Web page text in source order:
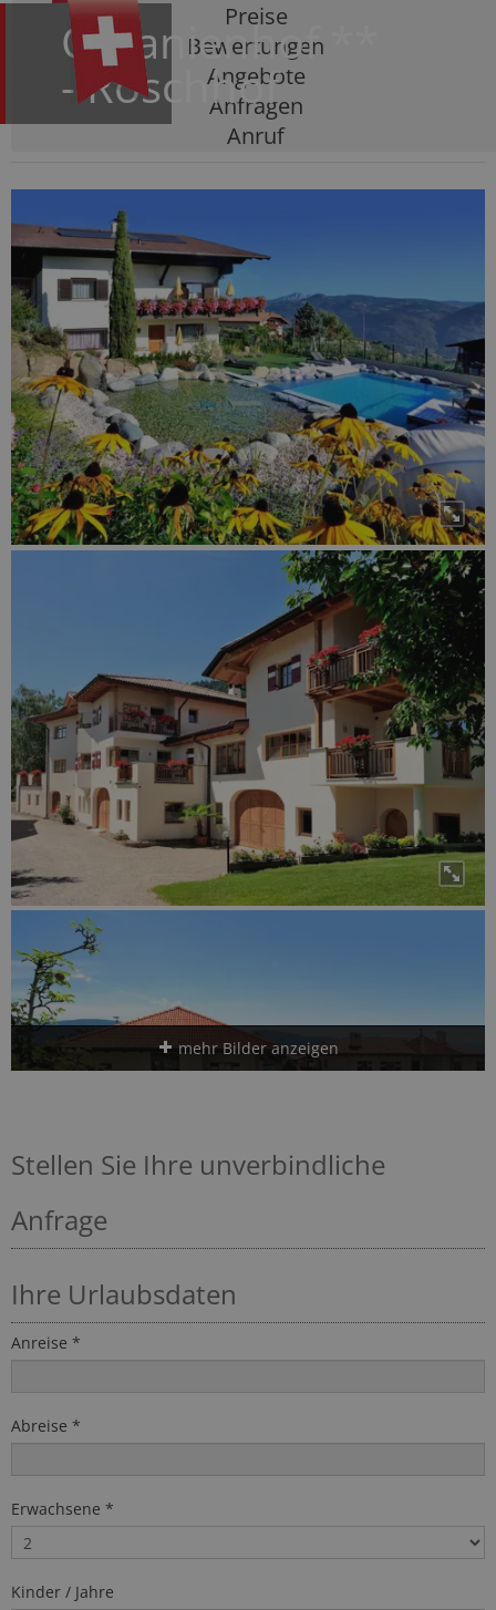
Geranienhof
- Röschhof
**
Preise
Bewertungen
Angebote
Anfragen
Anruf
mehr Bilder anzeigen
Stellen Sie Ihre unverbindliche
Anfrage
Ihre Urlaubsdaten
Anreise *
Abreise *
Erwachsene *
Kinder / Jahre